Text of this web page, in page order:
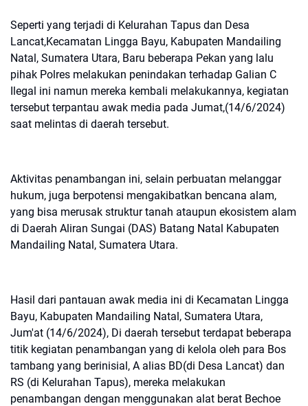
Seperti yang terjadi di Kelurahan Tapus dan Desa
Lancat,Kecamatan Lingga Bayu, Kabupaten Mandailing
Natal, Sumatera Utara, Baru beberapa Pekan yang lalu
pihak Polres melakukan penindakan terhadap Galian C
Ilegal ini namun mereka kembali melakukannya, kegiatan
tersebut terpantau awak media pada Jumat,(14/6/2024)
saat melintas di daerah tersebut.
Aktivitas penambangan ini, selain perbuatan melanggar
hukum, juga berpotensi mengakibatkan bencana alam,
yang bisa merusak struktur tanah ataupun ekosistem alam
di Daerah Aliran Sungai (DAS) Batang Natal Kabupaten
Mandailing Natal, Sumatera Utara.
Hasil dari pantauan awak media ini di Kecamatan Lingga
Bayu, Kabupaten Mandailing Natal, Sumatera Utara,
Jum'at (14/6/2024), Di daerah tersebut terdapat beberapa
titik kegiatan penambangan yang di kelola oleh para Bos
tambang yang berinisial, A alias BD(di Desa Lancat) dan
RS (di Kelurahan Tapus), mereka melakukan
penambangan dengan menggunakan alat berat Bechoe